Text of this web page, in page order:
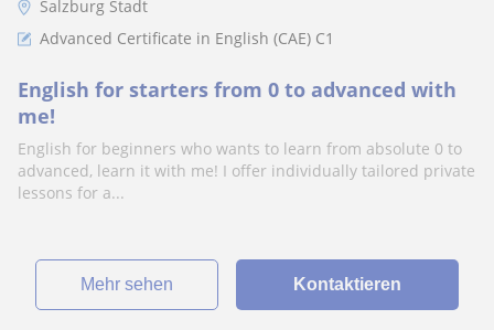
Salzburg Stadt
Advanced Certificate in English (CAE) C1
English for starters from 0 to advanced with
me!
English for beginners who wants to learn from absolute 0 to
advanced, learn it with me! I offer individually tailored private
lessons for a...
Mehr sehen Kontaktieren